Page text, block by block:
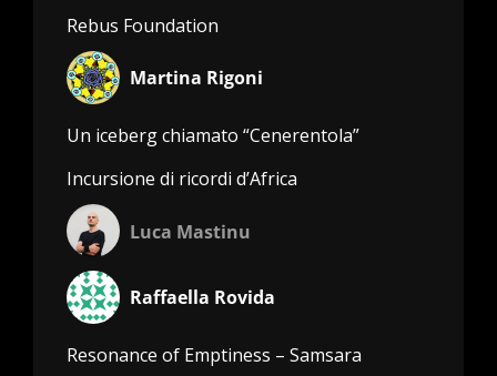
Rebus Foundation
Martina Rigoni
Un iceberg chiamato “Cenerentola”
Incursione di ricordi d’Africa
Luca Mastinu
Raffaella Rovida
Resonance of Emptiness – Samsara